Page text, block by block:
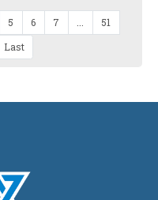
5 6 7
51
Last